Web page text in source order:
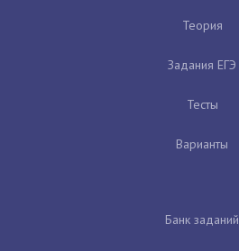
Теория
Задания ЕГЭ
Тесты
Варианты
Банк заданий